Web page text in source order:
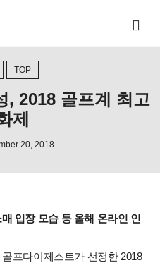
TOP
, 2018 골프계 최고
제
20, 2018
입장 모습 등 올해 온라인 인
골프다이제스트가 선정한 2018